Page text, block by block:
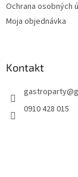
Ochrana osobných
Moja objednávka
Kontakt
gastroparty@
0910 428 015